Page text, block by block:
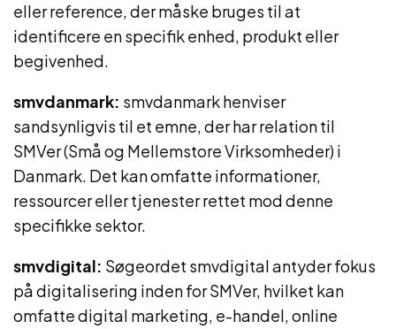
eller reference, der måske bruges til at
identificere en specifik enhed, produkt eller
begivenhed.
smvdanmark: smvdanmark henviser
sandsynligvis til et emne, der har relation til
SMVer (Små og Mellemstore Virksomheder) i
Danmark. Det kan omfatte informationer,
ressourcer eller tjenester rettet mod denne
specifikke sektor.
smvdigital: Søgeordet smvdigital antyder fokus
på digitalisering inden for SMVer, hvilket kan
omfatte digital marketing, e-handel, online